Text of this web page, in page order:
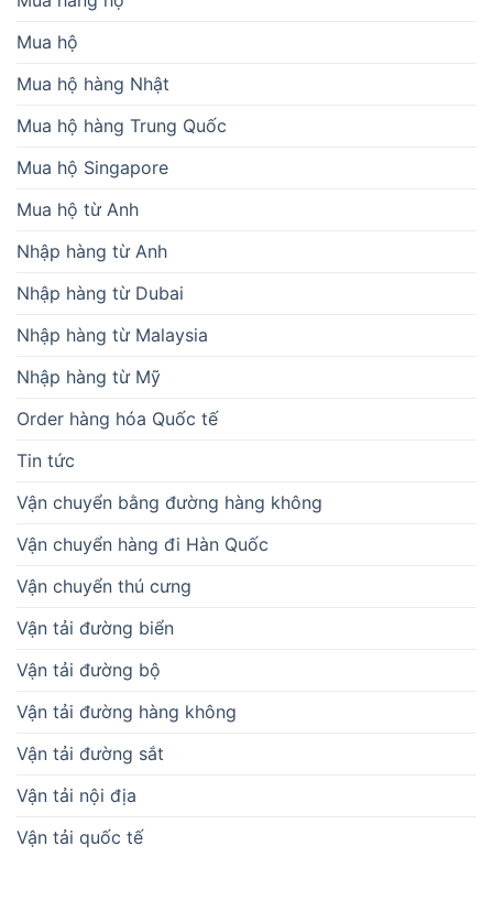
Mua hộ
Mua hộ hàng Nhật
Mua hộ hàng Trung Quốc
Mua hộ Singapore
Mua hộ từ Anh
Nhập hàng từ Anh
Nhập hàng từ Dubai
Nhập hàng từ Malaysia
Nhập hàng từ Mỹ
Order hàng hóa Quốc tế
Tin tức
Vận chuyển bằng đường hàng không
Vận chuyển hàng đi Hàn Quốc
Vận chuyển thú cưng
Vận tải đường biển
Vận tải đường bộ
Vận tải đường hàng không
Vận tải đường sắt
Vận tải nội địa
Vận tải quốc tế